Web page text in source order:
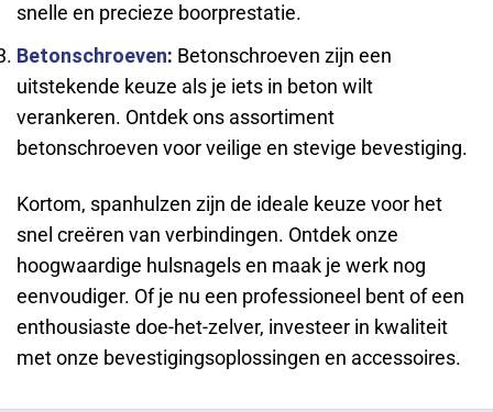
snelle en precieze boorprestatie.
Betonschroeven: Betonschroeven zijn een
uitstekende keuze als je iets in beton wilt
verankeren. Ontdek ons assortiment
betonschroeven voor veilige en stevige bevestiging.
Kortom, spanhulzen zijn de ideale keuze voor het
snel creëren van verbindingen. Ontdek onze
hoogwaardige hulsnagels en maak je werk nog
eenvoudiger. Of je nu een professioneel bent of een
enthousiaste doe-het-zelver, investeer in kwaliteit
met onze bevestigingsoplossingen en accessoires.